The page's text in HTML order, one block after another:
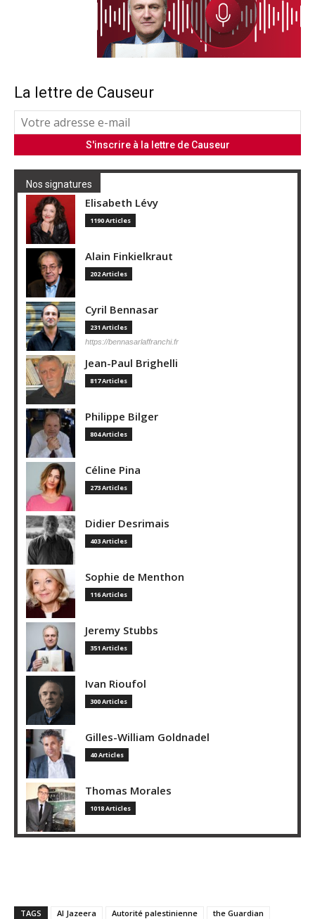
La lettre de Causeur
Nos signatures
Elisabeth Lévy
1190 Articles
Alain Finkielkraut
202 Articles
Cyril Bennasar
231 Articles
https://bennasarlaffranchi.fr
Jean-Paul Brighelli
817 Articles
Philippe Bilger
804 Articles
Céline Pina
273 Articles
Didier Desrimais
403 Articles
Sophie de Menthon
116 Articles
Jeremy Stubbs
351 Articles
Ivan Rioufol
300 Articles
Gilles-William Goldnadel
40 Articles
Thomas Morales
1018 Articles
TAGS Al Jazeera Autorité palestinienne the Guardian